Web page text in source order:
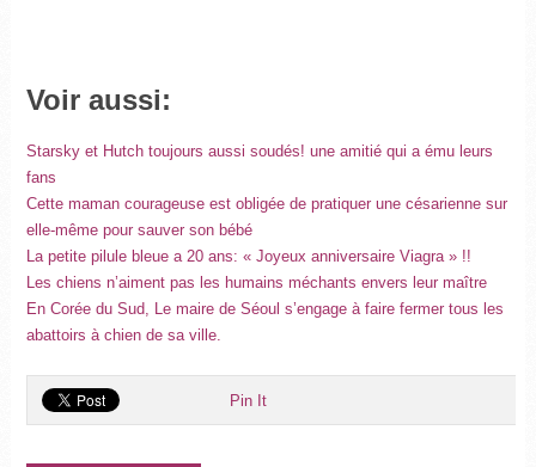
Voir aussi:
Starsky et Hutch toujours aussi soudés! une amitié qui a ému leurs
fans
Cette maman courageuse est obligée de pratiquer une césarienne sur
elle-même pour sauver son bébé
La petite pilule bleue a 20 ans: « Joyeux anniversaire Viagra » !!
Les chiens n’aiment pas les humains méchants envers leur maître
En Corée du Sud, Le maire de Séoul s’engage à faire fermer tous les
abattoirs à chien de sa ville.
Pin It